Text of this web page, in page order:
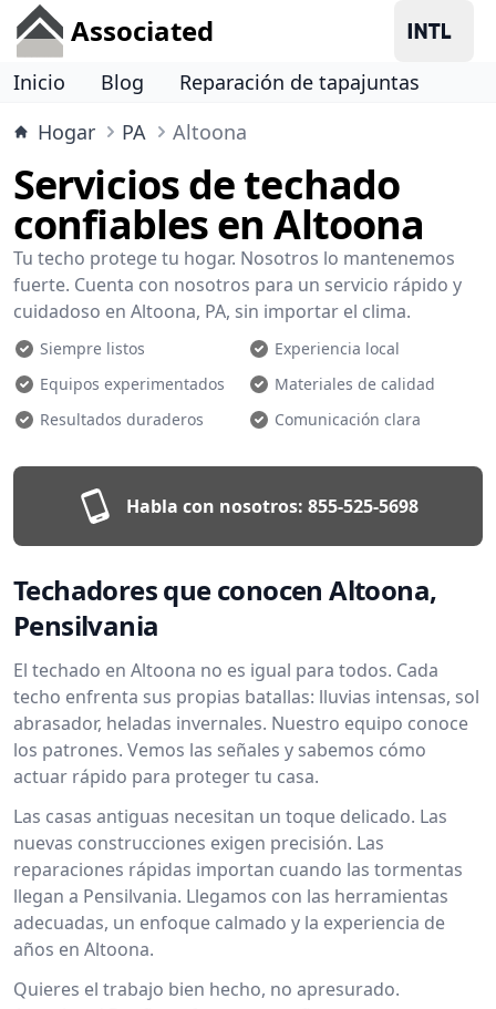
Associated
Inicio Blog
Reparación de tapajuntas
Hogar
PA Altoona
Servicios de techado
confiables en Altoona
Tu techo protege tu hogar. Nosotros lo mantenemos
fuerte. Cuenta con nosotros para un servicio rápido y
cuidadoso en Altoona, PA, sin importar el clima.
Siempre listos
Experiencia local
Equipos experimentados
Materiales de calidad
Resultados duraderos
Comunicación clara
Habla con nosotros: 855-525-5698
Techadores que conocen Altoona,
Pensilvania
El techado en Altoona no es igual para todos. Cada
techo enfrenta sus propias batallas: lluvias intensas, sol
abrasador, heladas invernales. Nuestro equipo conoce
los patrones. Vemos las señales y sabemos cómo
actuar rápido para proteger tu casa.
Las casas antiguas necesitan un toque delicado. Las
nuevas construcciones exigen precisión. Las
reparaciones rápidas importan cuando las tormentas
llegan a Pensilvania. Llegamos con las herramientas
adecuadas, un enfoque calmado y la experiencia de
años en Altoona.
Quieres el trabajo bien hecho, no apresurado.